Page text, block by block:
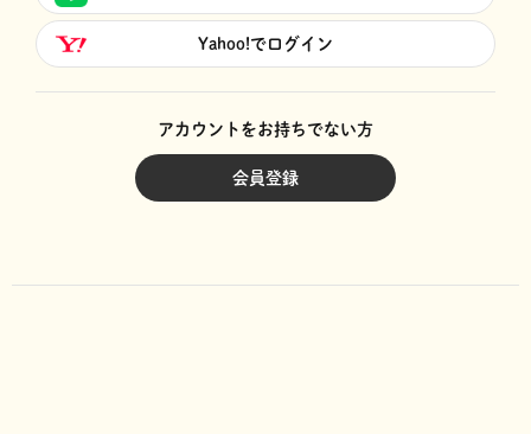
Yahoo!でログイン
アカウントをお持ちでない方
会員登録